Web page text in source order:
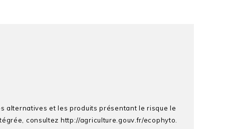
alternatives et les produits présentant le risque le
consultez http://agriculture.gouv.fr/ecophyto.